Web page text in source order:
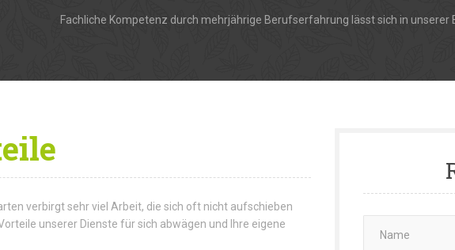
Fachliche Kompetenz durch mehrjährige Berufserfahrung lässt sich in unserer
verbirgt sehr viel Arbeit, die sich oft nicht aufschieben
unserer Dienste für sich abwägen und Ihre eigene